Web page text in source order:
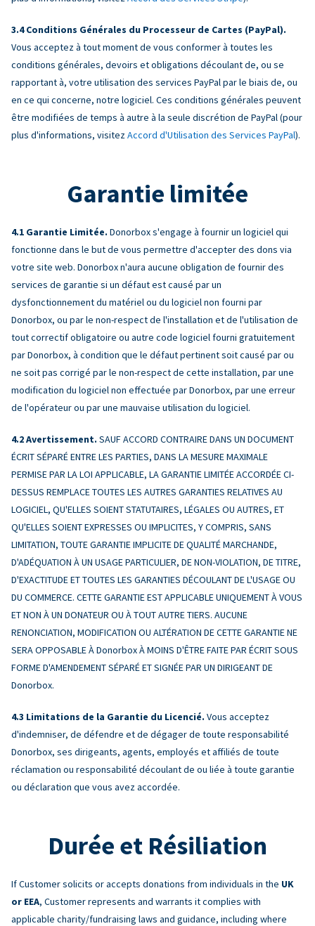
Conditions Générales du Processeur de Cartes (PayPal).
Vous acceptez à tout moment de vous conformer à toutes les
conditions générales, devoirs et obligations découlant de, ou se
rapportant à, votre utilisation des services PayPal par le biais de, ou
en ce qui concerne, notre logiciel. Ces conditions générales peuvent
être modifiées de temps à autre à la seule discrétion de PayPal (pour
plus d'informations, visitez Accord d'Utilisation des Services PayPal).
Garantie limitée
Garantie Limitée. Donorbox s'engage à fournir un logiciel qui
fonctionne dans le but de vous permettre d'accepter des dons via
votre site web. Donorbox n'aura aucune obligation de fournir des
services de garantie si un défaut est causé par un
dysfonctionnement du matériel ou du logiciel non fourni par
Donorbox, ou par le non-respect de l'installation et de l'utilisation de
tout correctif obligatoire ou autre code logiciel fourni gratuitement
par Donorbox, à condition que le défaut pertinent soit causé par ou
ne soit pas corrigé par le non-respect de cette installation, par une
modification du logiciel non effectuée par Donorbox, par une erreur
de l'opérateur ou par une mauvaise utilisation du logiciel.
Avertissement. SAUF ACCORD CONTRAIRE DANS UN DOCUMENT
ÉCRIT SÉPARÉ ENTRE LES PARTIES, DANS LA MESURE MAXIMALE
PERMISE PAR LA LOI APPLICABLE, LA GARANTIE LIMITÉE ACCORDÉE CI-
DESSUS REMPLACE TOUTES LES AUTRES GARANTIES RELATIVES AU
LOGICIEL, QU'ELLES SOIENT STATUTAIRES, LÉGALES OU AUTRES, ET
QU'ELLES SOIENT EXPRESSES OU IMPLICITES, Y COMPRIS, SANS
LIMITATION, TOUTE GARANTIE IMPLICITE DE QUALITÉ MARCHANDE,
D'ADÉQUATION À UN USAGE PARTICULIER, DE NON-VIOLATION, DE TITRE,
D'EXACTITUDE ET TOUTES LES GARANTIES DÉCOULANT DE L'USAGE OU
DU COMMERCE. CETTE GARANTIE EST APPLICABLE UNIQUEMENT À VOUS
ET NON À UN DONATEUR OU À TOUT AUTRE TIERS. AUCUNE
RENONCIATION, MODIFICATION OU ALTÉRATION DE CETTE GARANTIE NE
SERA OPPOSABLE À Donorbox À MOINS D'ÊTRE FAITE PAR ÉCRIT SOUS
FORME D'AMENDEMENT SÉPARÉ ET SIGNÉE PAR UN DIRIGEANT DE
Donorbox.
Limitations de la Garantie du Licencié. Vous acceptez
d'indemniser, de défendre et de dégager de toute responsabilité
Donorbox, ses dirigeants, agents, employés et affiliés de toute
réclamation ou responsabilité découlant de ou liée à toute garantie
ou déclaration que vous avez accordée.
Durée et Résiliation
If Customer solicits or accepts donations from individuals in the UK
or EEA, Customer represents and warrants it complies with
applicable charity/fundraising laws and guidance, including where